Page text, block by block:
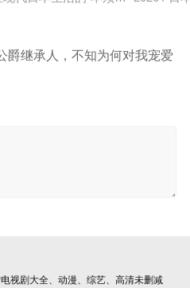
爵继承人，不知为何对我宠爱
视剧大全、动漫、综艺、高清未删减